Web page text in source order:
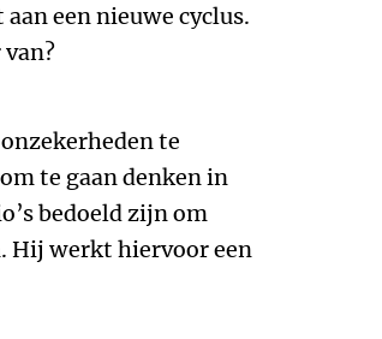
een nieuwe cyclus.
te
te gaan denken in
bedoeld zijn om
Hij werkt hiervoor een